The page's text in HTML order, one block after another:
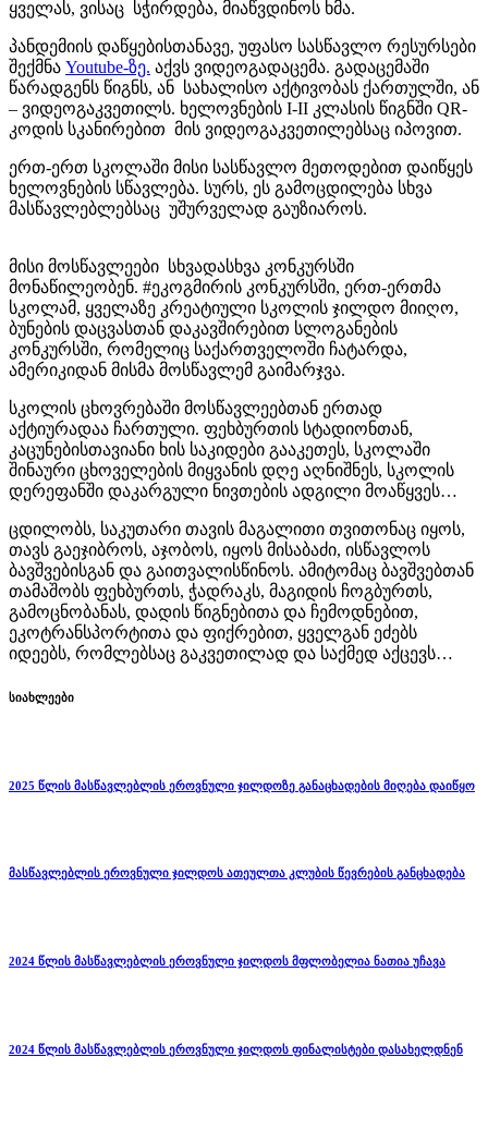
ყველას, ვისაც სჭირდება, მიაწვდინოს ხმა.
პანდემიის დაწყებისთანავე, უფასო სასწავლო რესურსები
შექმნა Youtube-ზე. აქვს ვიდეოგადაცემა. გადაცემაში
წარადგენს წიგნს, ან სახალისო აქტივობას ქართულში, ან
– ვიდეოგაკვეთილს. ხელოვნების I-II კლასის წიგნში QR-
კოდის სკანირებით მის ვიდეოგაკვეთილებსაც იპოვით.
ერთ-ერთ სკოლაში მისი სასწავლო მეთოდებით დაიწყეს
ხელოვნების სწავლება. სურს, ეს გამოცდილება სხვა
მასწავლებლებსაც უშურველად გაუზიაროს.
მისი მოსწავლეები სხვადასხვა კონკურსში
მონაწილეობენ. #ეკოგმირის კონკურსში, ერთ-ერთმა
სკოლამ, ყველაზე კრეატიული სკოლის ჯილდო მიიღო,
ბუნების დაცვასთან დაკავშირებით სლოგანების
კონკურსში, რომელიც საქართველოში ჩატარდა,
ამერიკიდან მისმა მოსწავლემ გაიმარჯვა.
სკოლის ცხოვრებაში მოსწავლეებთან ერთად
აქტიურადაა ჩართული. ფეხბურთის სტადიონთან,
კაცუნებისთავიანი ხის საკიდები გააკეთეს, სკოლაში
შინაური ცხოველების მიყვანის დღე აღნიშნეს, სკოლის
დერეფანში დაკარგული ნივთების ადგილი მოაწყვეს…
ცდილობს, საკუთარი თავის მაგალითი თვითონაც იყოს,
თავს გაეჯიბროს, აჯობოს, იყოს მისაბაძი, ისწავლოს
ბავშვებისგან და გაითვალისწინოს. ამიტომაც ბავშვებთან
თამაშობს ფეხბურთს, ჭადრაკს, მაგიდის ჩოგბურთს,
გამოცნობანას, დადის წიგნებითა და ჩემოდნებით,
ეკოტრანსპორტითა და ფიქრებით, ყველგან ეძებს
იდეებს, რომლებსაც გაკვეთილად და საქმედ აქცევს…
სიახლეები
2025 წლის მასწავლებლის ეროვნული ჯილდოზე განაცხადების მიღება დაიწყო
მასწავლებლის ეროვნული ჯილდოს ათეულთა კლუბის წევრების განცხადება
2024 წლის მასწავლებლის ეროვნული ჯილდოს მფლობელია ნათია უჩავა
2024 წლის მასწავლებლის ეროვნული ჯილდოს ფინალისტები დასახელდნენ